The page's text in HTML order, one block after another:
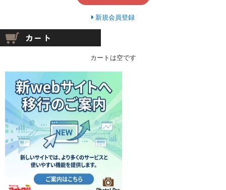
新規会員登録
カートは空です